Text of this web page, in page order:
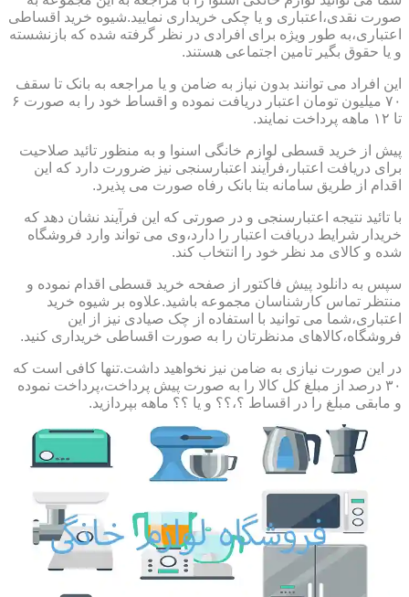
صورت نقدی،اعتباری و یا چکی خریداری نمایید.شیوه خرید اقساطی
اعتباری،به طور ویژه برای افرادی در نظر گرفته شده که بازنشسته
و یا حقوق بگیر تامین اجتماعی هستند.
این افراد می توانند بدون نیاز به ضامن و یا مراجعه به بانک تا سقف
۷۰ میلیون تومان اعتبار دریافت نموده و اقساط خود را به صورت ۶
تا ۱۲ ماهه پرداخت نمایند.
پیش از خرید قسطی لوازم خانگی اسنوا و به منظور تائید صلاحیت
برای دریافت اعتبار،فرآیند اعتبارسنجی نیز ضرورت دارد که این
اقدام از طریق سامانه بتا بانک رفاه صورت می پذیرد.
با تائید نتیجه اعتبارسنجی و در صورتی که این فرآیند نشان دهد که
خریدار شرایط دریافت اعتبار را دارد،وی می تواند وارد فروشگاه
شده و کالای مد نظر خود را انتخاب کند.
سپس به دانلود پیش فاکتور از صفحه خرید قسطی اقدام نموده و
منتظر تماس کارشناسان مجموعه باشید.علاوه بر شیوه خرید
اعتباری،شما می توانید با استفاده از چک صیادی نیز از این
فروشگاه،کالاهای مدنظرتان را به صورت اقساطی خریداری کنید.
در این صورت نیازی به ضامن نیز نخواهید داشت.تنها کافی است که
۳۰ درصد از مبلغ کل کالا را به صورت پیش پرداخت،پرداخت نموده
و مابقی مبلغ را در اقساط ؟،؟؟ و یا ؟؟ ماهه بپردازید.